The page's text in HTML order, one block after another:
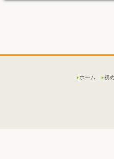
ホーム 初